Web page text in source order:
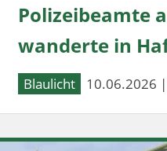
Polizeibeamte
wanderte in
Blaulicht 10.06.2026 |